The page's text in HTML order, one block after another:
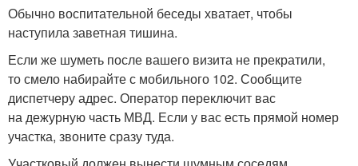
Обычно воспитательной беседы хватает, чтобы
наступила заветная тишина.
Если же шуметь после вашего визита не прекратили,
то смело набирайте с мобильного 102. Сообщите
диспетчеру адрес. Оператор переключит вас
на дежурную часть МВД. Если у вас есть прямой номер
участка, звоните сразу туда.